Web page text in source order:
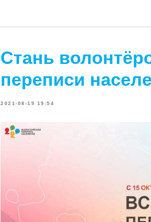
Стань
переписи
2021-08-19 19:54